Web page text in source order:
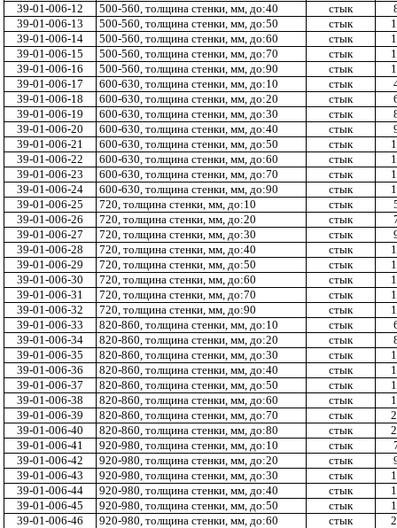
39-01-006-12
500-560, толщина стенки, мм, до:40 стык
39-01-006-13
500-560, толщина стенки, мм, до:50 стык
39-01-006-14
500-560, толщина стенки, мм, до:60 стык
39-01-006-15
500-560, толщина стенки, мм, до:70 стык
39-01-006-16
500-560, толщина стенки, мм, до:90 стык
39-01-006-17
600-630, толщина стенки, мм, до:10 стык
39-01-006-18
600-630, толщина стенки, мм, до:20 стык
39-01-006-19
600-630, толщина стенки, мм, до:30 стык
39-01-006-20
600-630, толщина стенки, мм, до:40 стык
39-01-006-21
600-630, толщина стенки, мм, до:50 стык
39-01-006-22
600-630, толщина стенки, мм, до:60 стык
39-01-006-23
600-630, толщина стенки, мм, до:70 стык
39-01-006-24
600-630, толщина стенки, мм, до:90 стык
39-01-006-25
720, толщина стенки, мм, до:10 стык
39-01-006-26
720, толщина стенки, мм, до:20 стык
39-01-006-27
720, толщина стенки, мм, до:30 стык
39-01-006-28
720, толщина стенки, мм, до:40 стык
39-01-006-29
720, толщина стенки, мм, до:50 стык
39-01-006-30
720, толщина стенки, мм, до:60 стык
39-01-006-31
720, толщина стенки, мм, до:70 стык
39-01-006-32
720, толщина стенки, мм, до:90 стык
39-01-006-33
820-860, толщина стенки, мм, до:10 стык
39-01-006-34
820-860, толщина стенки, мм, до:20 стык
39-01-006-35
820-860, толщина стенки, мм, до:30 стык
39-01-006-36
820-860, толщина стенки, мм, до:40 стык
39-01-006-37
820-860, толщина стенки, мм, до:50 стык
39-01-006-38
820-860, толщина стенки, мм, до:60 стык
39-01-006-39
820-860, толщина стенки, мм, до:70 стык
39-01-006-40
820-860, толщина стенки, мм, до:80 стык
39-01-006-41
920-980, толщина стенки, мм, до:10 стык
39-01-006-42
920-980, толщина стенки, мм, до:20 стык
39-01-006-43
920-980, толщина стенки, мм, до:30 стык
39-01-006-44
920-980, толщина стенки, мм, до:40 стык
39-01-006-45
920-980, толщина стенки, мм, до:50 стык
39-01-006-46
920-980, толщина стенки, мм, до:60 стык